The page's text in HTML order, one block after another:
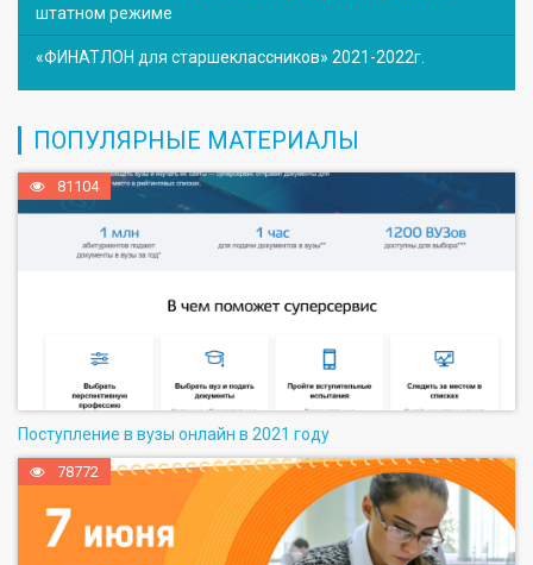
штатном режиме
«ФИНАТЛОН для старшеклассников» 2021-2022г.
ПОПУЛЯРНЫЕ МАТЕРИАЛЫ
81104
Поступление в вузы онлайн в 2021 году
78772